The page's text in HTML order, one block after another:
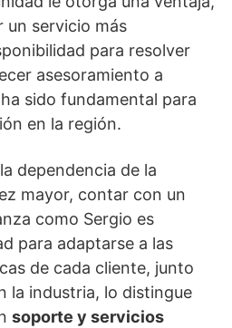
un servicio más
para resolver
asesoramiento a
sido fundamental para
en la región.
dependencia de la
mayor, contar con un
como Sergio es
para adaptarse a las
de cada cliente, junto
la industria, lo distingue
soporte y servicios